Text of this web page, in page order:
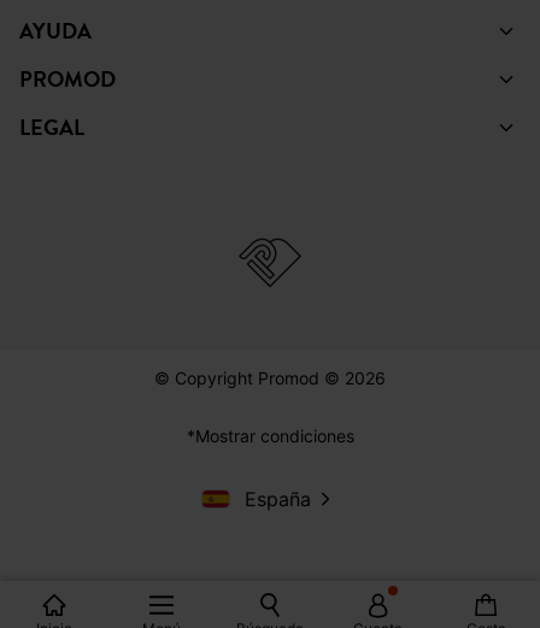
AYUDA
PROMOD
LEGAL
© Copyright Promod © 2026
*Mostrar condiciones
España